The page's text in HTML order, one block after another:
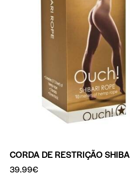
CORDA DE RESTRIÇÃO
39.99€